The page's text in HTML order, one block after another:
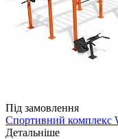
Під замовлення
Спортивний комплекс
Детальніше